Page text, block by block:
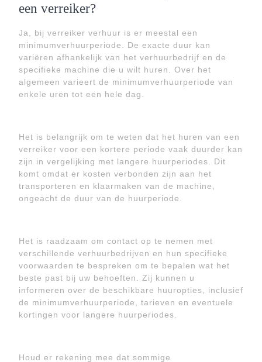
een verreiker?
Ja, bij verreiker verhuur is er meestal een
minimumverhuurperiode. De exacte duur kan
variëren afhankelijk van het verhuurbedrijf en de
specifieke machine die u wilt huren. Over het
algemeen varieert de minimumverhuurperiode van
enkele uren tot een hele dag.
Het is belangrijk om te weten dat het huren van een
verreiker voor een kortere periode vaak duurder kan
zijn in vergelijking met langere huurperiodes. Dit
komt omdat er kosten verbonden zijn aan het
transporteren en klaarmaken van de machine,
ongeacht de duur van de huurperiode.
Het is raadzaam om contact op te nemen met
verschillende verhuurbedrijven en hun specifieke
voorwaarden te bespreken om te bepalen wat het
beste past bij uw behoeften. Zij kunnen u
informeren over de beschikbare huuropties, inclusief
de minimumverhuurperiode, tarieven en eventuele
kortingen voor langere huurperiodes.
Houd er rekening mee dat sommige